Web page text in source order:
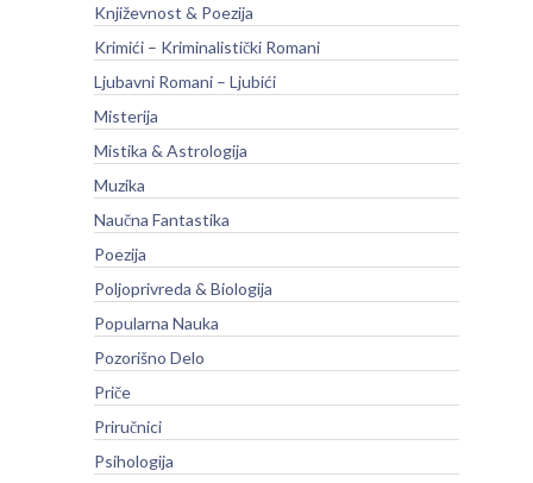
Književnost & Poezija
Krimići – Kriminalistički Romani
Ljubavni Romani – Ljubići
Misterija
Mistika & Astrologija
Muzika
Naučna Fantastika
Poezija
Poljoprivreda & Biologija
Popularna Nauka
Pozorišno Delo
Priče
Priručnici
Psihologija